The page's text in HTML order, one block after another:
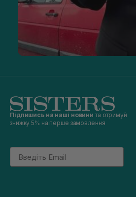
Підпишись на наші новини та отримуй
знижку 5% на перше замовлення
Email